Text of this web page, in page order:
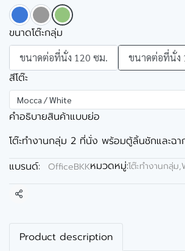
ขนาดโต๊ะกลุ่ม
ขนาดต่อที่นั่ง 120 ซม. ขนาดต่อที่นั่ง
สีโต๊ะ
Mocca / White
คำอธิบายสินค้าแบบย่อ
โต๊ะทำงานกลุ่ม 2 ที่นั่ง พร้อมตู้ลิ้นชักและฉา
แบรนด์:
OfficeBKKหมวดหมู่:โต๊ะทำงานกลุ่ม
แชร์
Product description